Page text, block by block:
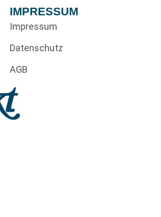
IMPRESSUM
Impressum
Datenschutz
AGB